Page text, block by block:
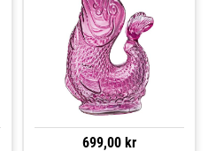
699,00 kr